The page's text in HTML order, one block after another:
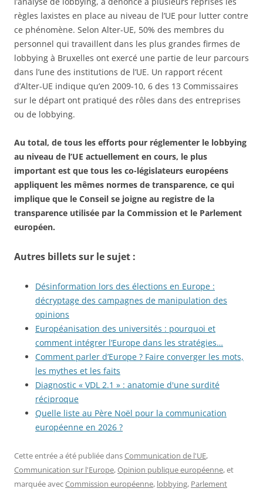
règles laxistes en place au niveau de l’UE pour lutter contre
ce phénomène. Selon Alter-UE, 50% des membres du
personnel qui travaillent dans les plus grandes firmes de
lobbying à Bruxelles ont exercé une partie de leur parcours
dans l’une des institutions de l’UE. Un rapport récent
d’Alter-UE indique qu’en 2009-10, 6 des 13 Commissaires
sur le départ ont pratiqué des rôles dans des entreprises
ou de lobbying.
Au total, de tous les efforts pour réglementer le lobbying
au niveau de l’UE actuellement en cours, le plus
important est que tous les co-législateurs européens
appliquent les mêmes normes de transparence, ce qui
implique que le Conseil se joigne au registre de la
transparence utilisée par la Commission et le Parlement
européen.
Autres billets sur le sujet :
Désinformation lors des élections en Europe :
décryptage des campagnes de manipulation des
opinions
Européanisation des universités : pourquoi et
comment intégrer l’Europe dans les stratégies…
Comment parler d’Europe ? Faire converger les mots,
les mythes et les faits
Diagnostic « VDL 2.1 » : anatomie d'une surdité
réciproque
Quelle liste au Père Noël pour la communication
européenne en 2026 ?
Cette entrée a été publiée dansCommunication de l'UE,
Communication sur l'Europe,Opinion publique européenne, et
marquée avecCommission européenne, lobbying, Parlement